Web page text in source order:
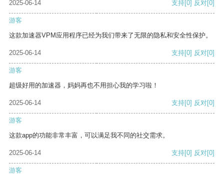
2025-06-14 支持[0] 反对[0]
游客
这款加速器VPM应用程序已经为我们带来了无限的隐私和安全性保护。
2025-06-14 支持[0] 反对[0]
游客
超级好用的加速器，妈妈再也不用担心我的学习啦！
2025-06-14 支持[0] 反对[0]
游客
这款app的功能非常丰富，可以满足我不同的社交需求。
2025-06-14 支持[0] 反对[0]
游客